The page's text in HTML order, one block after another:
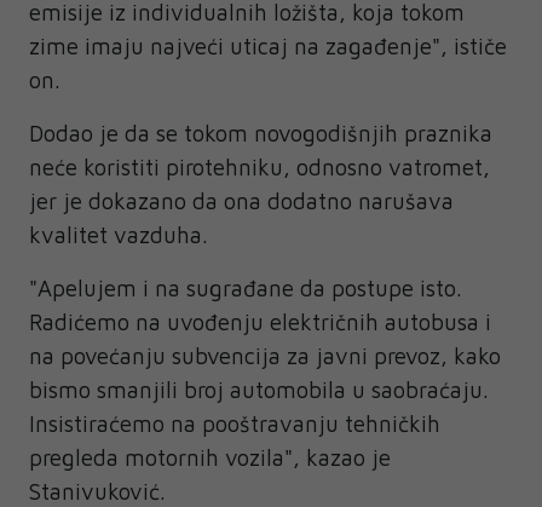
emisije iz individualnih ložišta, koja tokom
zime imaju najveći uticaj na zagađenje", ističe
on.
Dodao je da se tokom novogodišnjih praznika
neće koristiti pirotehniku, odnosno vatromet,
jer je dokazano da ona dodatno narušava
kvalitet vazduha.
"Apelujem i na sugrađane da postupe isto.
Radićemo na uvođenju električnih autobusa i
na povećanju subvencija za javni prevoz, kako
bismo smanjili broj automobila u saobraćaju.
Insistiraćemo na pooštravanju tehničkih
pregleda motornih vozila", kazao je
Stanivuković.